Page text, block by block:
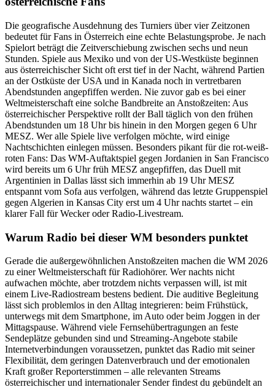
Die geografische Ausdehnung des Turniers über vier Zeitzonen
bedeutet für Fans in Österreich eine echte Belastungsprobe. Je nach
Spielort beträgt die Zeitverschiebung zwischen sechs und neun
Stunden. Spiele aus Mexiko und von der US-Westküste beginnen
aus österreichischer Sicht oft erst tief in der Nacht, während Partien
an der Ostküste der USA und in Kanada noch in vertretbaren
Abendstunden angepfiffen werden. Nie zuvor gab es bei einer
Weltmeisterschaft eine solche Bandbreite an Anstoßzeiten: Aus
österreichischer Perspektive rollt der Ball täglich von den frühen
Abendstunden um 18 Uhr bis hinein in den Morgen gegen 6 Uhr
MESZ. Wer alle Spiele live verfolgen möchte, wird einige
Nachtschichten einlegen müssen. Besonders pikant für die rot-weiß-
roten Fans: Das WM-Auftaktspiel gegen Jordanien in San Francisco
wird bereits um 6 Uhr früh MESZ angepfiffen, das Duell mit
Argentinien in Dallas lässt sich immerhin ab 19 Uhr MESZ
entspannt vom Sofa aus verfolgen, während das letzte Gruppenspiel
gegen Algerien in Kansas City erst um 4 Uhr nachts startet – ein
klarer Fall für Wecker oder Radio-Livestream.
Warum Radio bei dieser WM besonders punktet
Gerade die außergewöhnlichen Anstoßzeiten machen die WM 2026
zu einer Weltmeisterschaft für Radiohörer. Wer nachts nicht
aufwachen möchte, aber trotzdem nichts verpassen will, ist mit
einem Live-Radiostream bestens bedient. Die auditive Begleitung
lässt sich problemlos in den Alltag integrieren: beim Frühstück,
unterwegs mit dem Smartphone, im Auto oder beim Joggen in der
Mittagspause. Während viele Fernsehübertragungen an feste
Sendeplätze gebunden sind und Streaming-Angebote stabile
Internetverbindungen voraussetzen, punktet das Radio mit seiner
Flexibilität, dem geringen Datenverbrauch und der emotionalen
Kraft großer Reporterstimmen – alle relevanten Streams
österreichischer und internationaler Sender findest du gebündelt an